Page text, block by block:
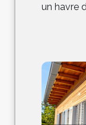
un havre